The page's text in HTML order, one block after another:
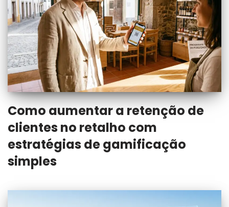
Como aumentar a retenção de
clientes no retalho com
estratégias de gamificação
simples